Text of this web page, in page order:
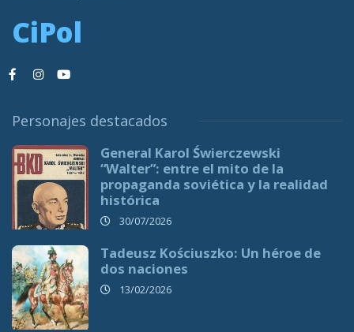
CiPol
Personajes destacados
General Karol Świerczewski
“Walter”: entre el mito de la
propaganda soviética y la realidad
histórica
30/07/2026
Tadeusz Kościuszko: Un héroe de
dos naciones
13/02/2026